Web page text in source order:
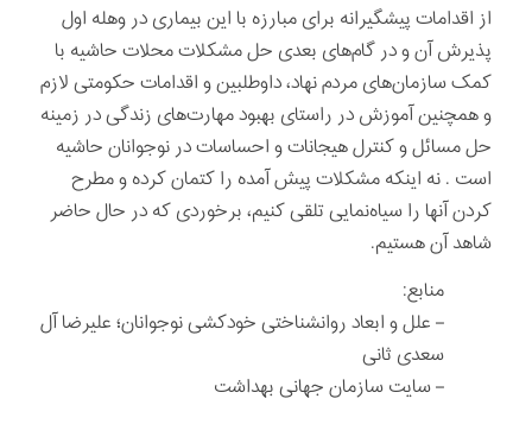
از اقدامات پیشگیرانه برای مبارزه با این بیماری در وهله اول
پذیرش آن و در گام‌های بعدی حل مشکلات محلات حاشیه با
کمک سازمان‌های مردم نهاد، داوطلبین و اقدامات حکومتی لازم
و همچنین آموزش در راستای بهبود مهارت‌های زندگی در زمینه
حل مسائل و کنترل هیجانات و احساسات در نوجوانان حاشیه
است . نه اینکه مشکلات پیش آمده را کتمان کرده و مطرح
کردن آنها را سیاه‌نمایی تلقی کنیم، برخوردی که در حال حاضر
شاهد آن هستیم.
منابع:
– علل و ابعاد روانشناختی خودکشی نوجوانان؛ علیرضا آل
سعدی ثانی
– سایت سازمان جهانی بهداشت